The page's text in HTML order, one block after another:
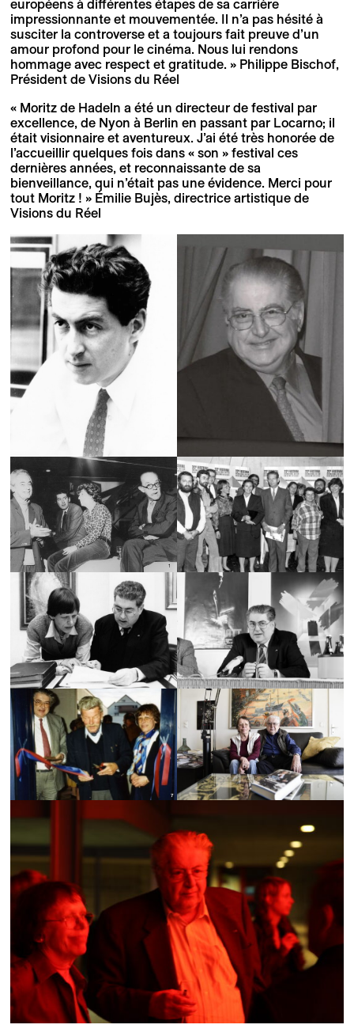
européens à différentes étapes de sa carrière
impressionnante et mouvementée. Il n’a pas hésité à
susciter la controverse et a toujours fait preuve d’un
amour profond pour le cinéma. Nous lui rendons
hommage avec respect et gratitude. » Philippe Bischof,
Président de Visions du Réel
« Moritz de Hadeln a été un directeur de festival par
excellence, de Nyon à Berlin en passant par Locarno; il
était visionnaire et aventureux. J’ai été très honorée de
l’accueillir quelques fois dans « son » festival ces
dernières années, et reconnaissante de sa
bienveillance, qui n’était pas une évidence. Merci pour
tout Moritz ! » Émilie Bujès, directrice artistique de
Visions du Réel